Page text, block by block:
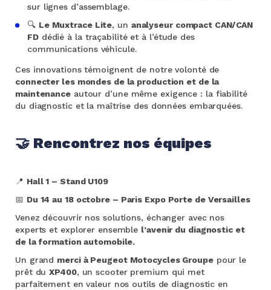
sur lignes d’assemblage.
🔍 Le Muxtrace Lite, un analyseur compact CAN/CAN
FDdédié à la traçabilité et à l’étude des
communications véhicule.
Ces innovations témoignent de notre volonté de
connecter les mondes de la production et de la
maintenanceautour d’une même exigence : la fiabilité
du diagnostic et la maîtrise des données embarquées.
🤝 Rencontrez nos équipes
📍 Hall 1 – Stand U109
📅 Du 14 au 18 octobre – Paris Expo Porte de Versailles
Venez découvrir nos solutions, échanger avec nos
experts et explorer ensemble l’avenir du diagnostic et
de la formation automobile.
Un grand merci à Peugeot Motocycles Groupepour le
prêt duXP400, un scooter premium qui met
parfaitement en valeur nos outils de diagnostic en